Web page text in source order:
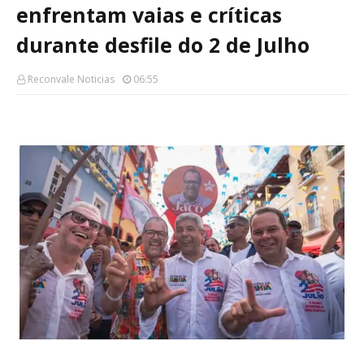
enfrentam vaias e críticas
durante desfile do 2 de Julho
Reconvale Noticias 06:55